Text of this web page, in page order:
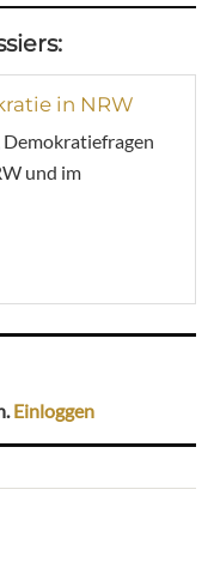
in NRW
Demokratiefragen
und im
Einloggen